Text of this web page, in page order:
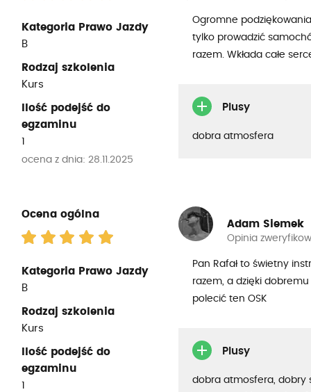
Kategoria Prawo Jazdy
B
Rodzaj szkolenia
Kurs
Ilość podejść do
egzaminu
1
ocena z dnia: 28.11.2025
Ogromne
tylko prowadzić
razem. Wkłada całe
Plusy
dobra atmosfera
Ocena ogólna
Kategoria Prawo Jazdy
B
Rodzaj szkolenia
Kurs
Ilość podejść do
egzaminu
1
Adam Siemek
Opinia
Pan Rafał to świetny
razem, a dzięki
polecić ten OSK
Plusy
dobra atmosfera, dobry